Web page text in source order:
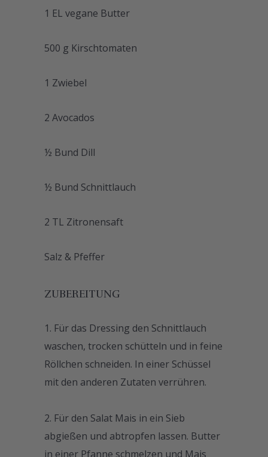
1 EL vegane Butter
500 g Kirschtomaten
1 Zwiebel
2 Avocados
½ Bund Dill
½ Bund Schnittlauch
2 TL Zitronensaft
Salz & Pfeffer
ZUBEREITUNG
Für das Dressing den Schnittlauch
waschen, trocken schütteln und in feine
Röllchen schneiden. In einer Schüssel
mit den anderen Zutaten verrühren.
Für den Salat Mais in ein Sieb
abgießen und abtropfen lassen. Butter
in einer Pfanne schmelzen und Mais